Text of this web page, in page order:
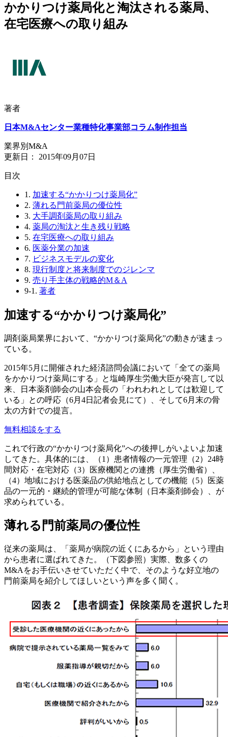
かかりつけ薬局化と淘汰される薬局、
在宅医療への取り組み
著者
日本M&Aセンター業種特化事業部コラム制作担当
業界別M&A
更新日： 2015年09月07日
⽬次
1. 加速する“かかりつけ薬局化”
2. 薄れる門前薬局の優位性
3. 大手調剤薬局の取り組み
4. 薬局の淘汰と生き残り戦略
5. 在宅医療への取り組み
6. 医薬分業の加速
7. ビジネスモデルの変化
8. 現行制度と将来制度でのジレンマ
9. 売り手主体の戦略的M＆A
9-1. 著者
加速する“かかりつけ薬局化”
調剤薬局業界において、“かかりつけ薬局化”の動きが速まっ
ている。
2015年5月に開催された経済諮問会議において「全ての薬局
をかかりつけ薬局にする」と塩崎厚生労働大臣が発言して以
来、日本薬剤師会の山本会長の「われわれとしては歓迎して
いる」との呼応（6月4日記者会見にて）、そして6月末の骨
太の方針での提言。
無料相談をする
これで行政の“かかりつけ薬局化”への後押しがいよいよ加速
してきた。具体的には、（1）患者情報の一元管理（2）24時
間対応・在宅対応（3）医療機関との連携（厚生労働省）、
（4）地域における医薬品の供給地点としての機能（5）医薬
品の一元的・継続的管理が可能な体制（日本薬剤師会）、が
求められている。
薄れる門前薬局の優位性
従来の薬局は、「薬局が病院の近くにあるから」という理由
から患者に選ばれてきた。（下図参照）実際、数多くの
M&Aをお手伝いさせていただく中で、そのような好立地の
門前薬局を紹介してほしいという声を多く聞く。